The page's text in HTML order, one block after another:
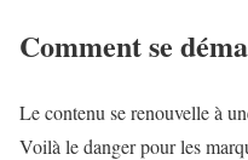
Comment se
Le contenu se renouvelle à
Voilà le danger pour les